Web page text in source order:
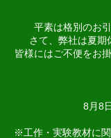
平素は格別のお
さて、弊社は夏期
皆様にはご不便をお
8月8
※工作・実験教材に